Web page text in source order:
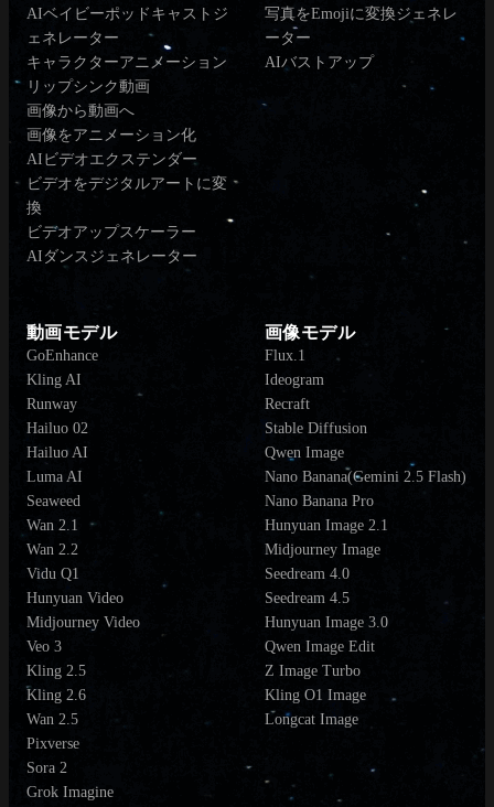
AIベイビーポッドキャストジ
ェネレーター
キャラクターアニメーション
リップシンク動画
画像から動画へ
画像をアニメーション化
AIビデオエクステンダー
ビデオをデジタルアートに変
換
ビデオアップスケーラー
AIダンスジェネレーター
写真をEmojiに変換ジェネレ
ーター
AIバストアップ
動画モデル
GoEnhance
Kling AI
Runway
Hailuo 02
Hailuo AI
Luma AI
Seaweed
Wan 2.1
Wan 2.2
Vidu Q1
Hunyuan Video
Midjourney Video
Veo 3
Kling 2.5
Kling 2.6
Wan 2.5
Pixverse
Sora 2
Grok Imagine
画像モデル
Flux.1
Ideogram
Recraft
Stable Diffusion
Qwen Image
Nano Banana(Gemini 2.5 Flash)
Nano Banana Pro
Hunyuan Image 2.1
Midjourney Image
Seedream 4.0
Seedream 4.5
Hunyuan Image 3.0
Qwen Image Edit
Z Image Turbo
Kling O1 Image
Longcat Image